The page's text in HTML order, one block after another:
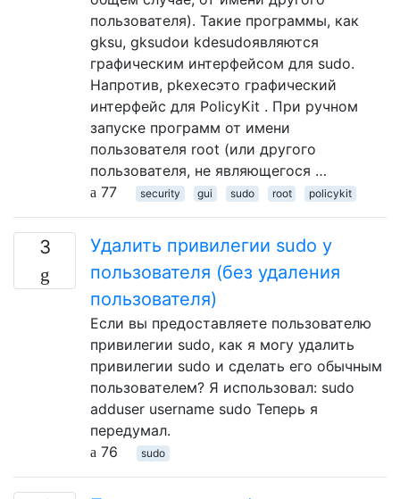
пользователя). Такие программы, как
gksu, gksudoи kdesudoявляются
графическим интерфейсом для sudo.
Напротив, pkexecэто графический
интерфейс для PolicyKit . При ручном
запуске программ от имени
пользователя root (или другого
пользователя, не являющегося …
77
security gui sudo root policykit
3
Удалить привилегии sudo у
пользователя (без удаления
пользователя)
Если вы предоставляете пользователю
привилегии sudo, как я могу удалить
привилегии sudo и сделать его обычным
пользователем? Я использовал: sudo
adduser username sudo Теперь я
передумал.
76
sudo